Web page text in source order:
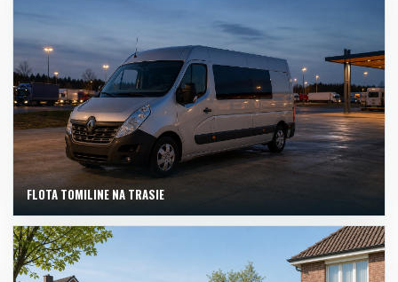
FLOTA TOMILINE NA TRASIE